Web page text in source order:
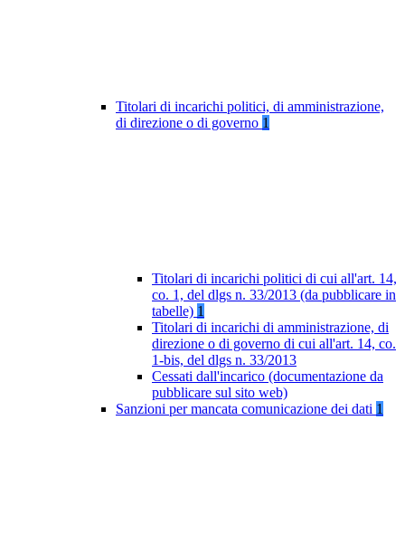
Titolari di incarichi politici, di amministrazione,
di direzione o di governo 1
Titolari di incarichi politici di cui all'art. 14,
co. 1, del dlgs n. 33/2013 (da pubblicare in
tabelle) 1
Titolari di incarichi di amministrazione, di
direzione o di governo di cui all'art. 14, co.
1-bis, del dlgs n. 33/2013
Cessati dall'incarico (documentazione da
pubblicare sul sito web)
Sanzioni per mancata comunicazione dei dati 1